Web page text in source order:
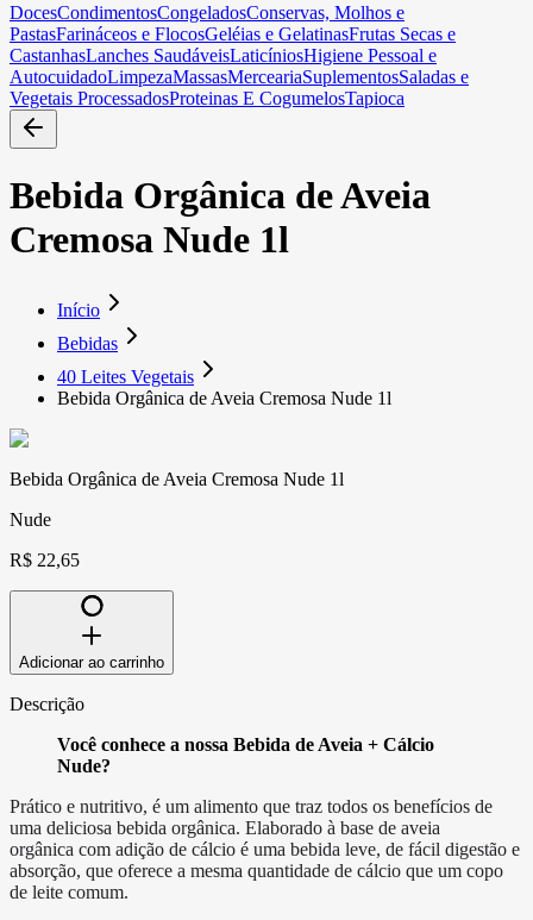
DocesCondimentosCongeladosConservas, Molhos e
PastasFarináceos e FlocosGeléias e GelatinasFrutas Secas e
CastanhasLanches SaudáveisLaticíniosHigiene Pessoal e
AutocuidadoLimpezaMassasMerceariaSuplementosSaladas e
Vegetais ProcessadosProteinas E CogumelosTapioca
Bebida Orgânica de Aveia
Cremosa Nude 1l
Início
Bebidas
40 Leites Vegetais
Bebida Orgânica de Aveia Cremosa Nude 1l
Bebida Orgânica de Aveia Cremosa Nude 1l
Nude
R$ 22,65
Adicionar ao carrinho
Descrição
Você conhece a nossa Bebida de Aveia + Cálcio
Nude?
Prático e nutritivo, é um alimento que traz todos os benefícios de
uma deliciosa bebida orgânica. Elaborado à base de aveia
orgânica com adição de cálcio é uma bebida leve, de fácil digestão e
absorção, que oferece a mesma quantidade de cálcio que um copo
de leite comum.